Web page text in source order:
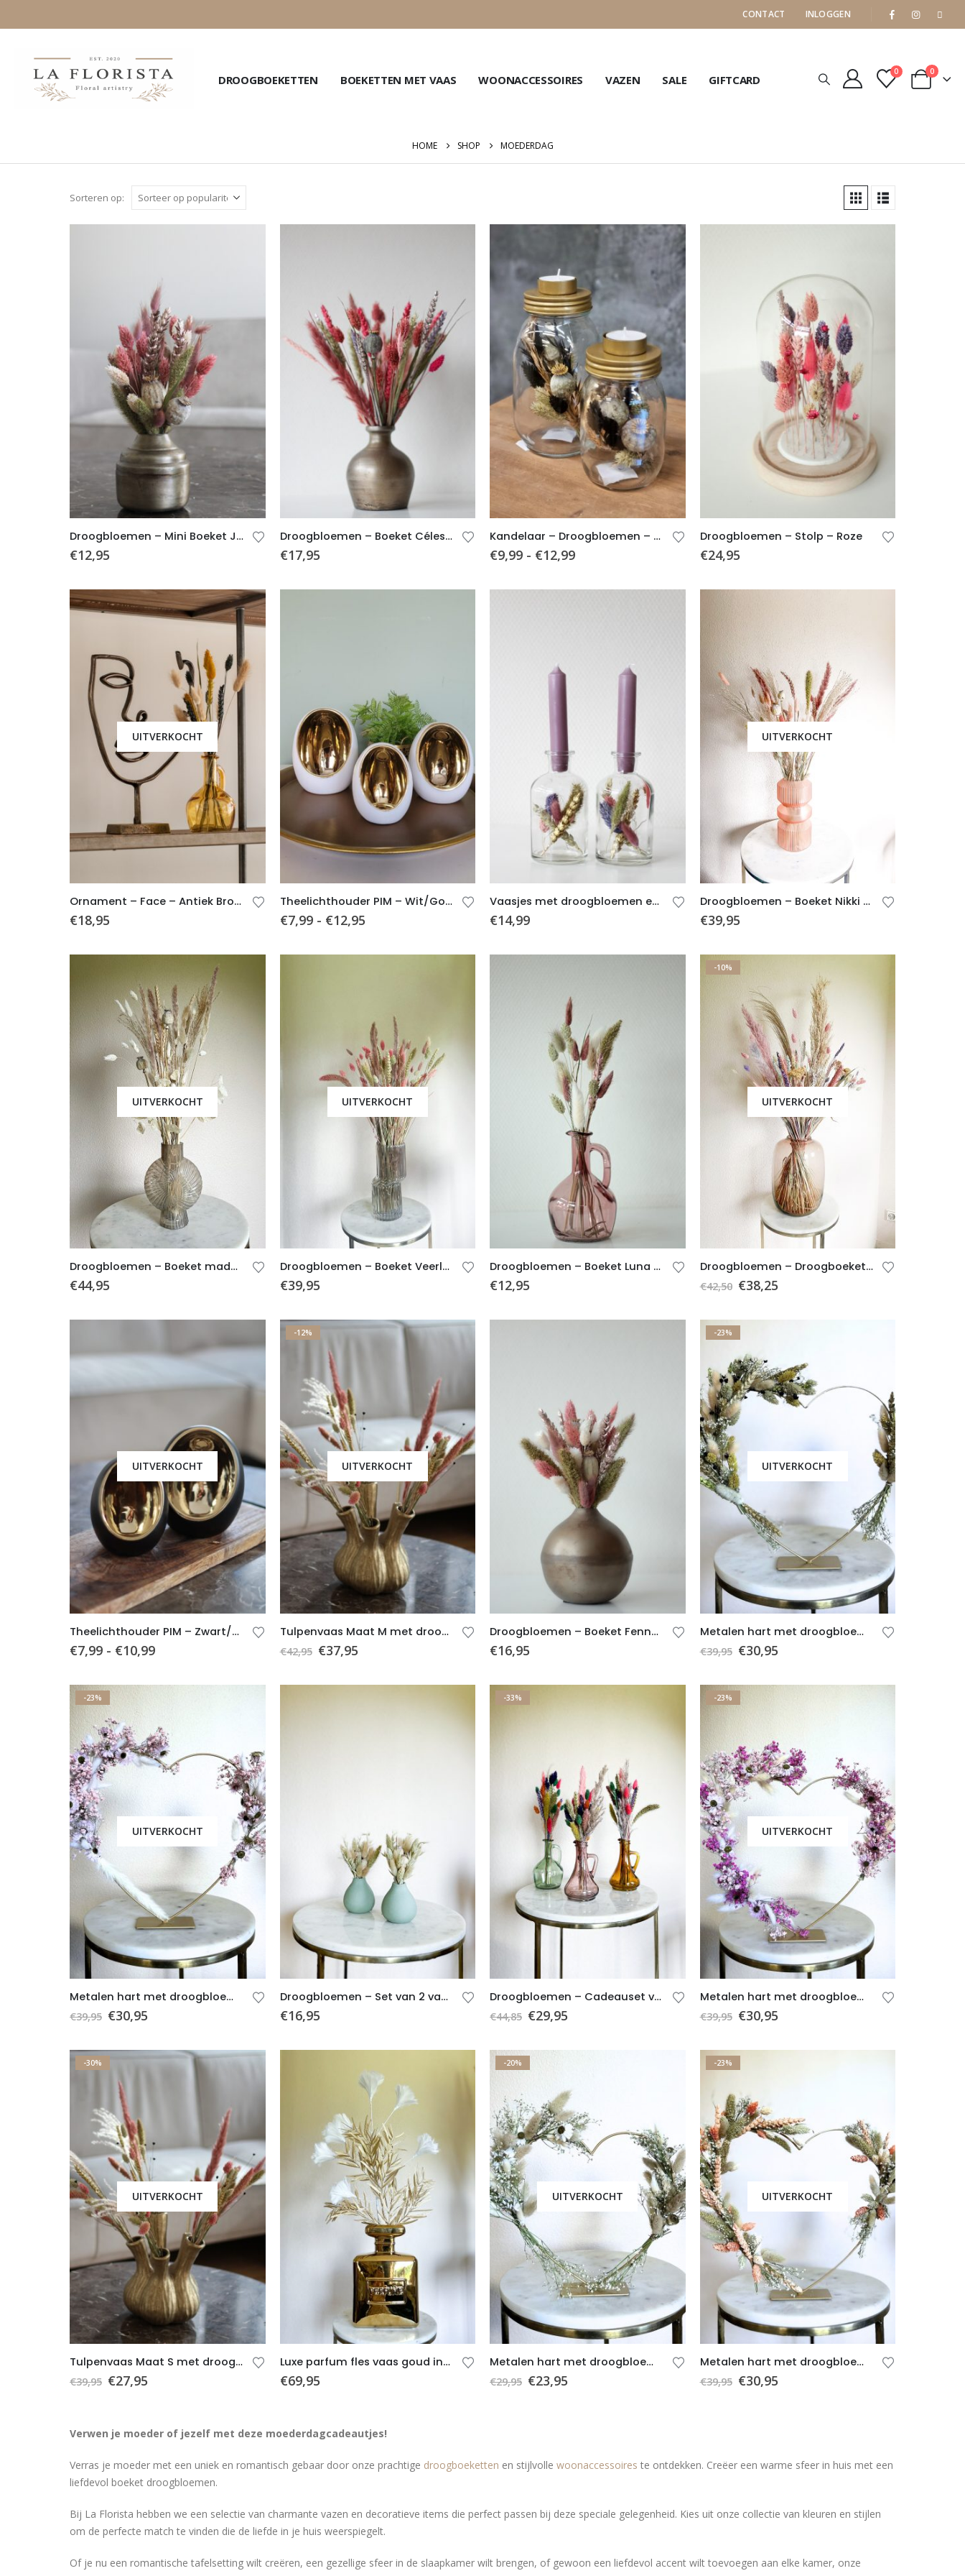
CONTACT INLOGGEN
DROOGBOEKETTEN BOEKETTEN MET VAAS WOONACCESSOIRES VAZEN SALE GIFTCARD
0 0
HOME SHOP MOEDERDAG
Sorteren op:
Droogbloemen – Mini Boeket Jessie (incl. Vaas)
€12,95
Droogbloemen – Boeket Céleste (incl. Vaas)
€17,95
Kandelaar – Droogbloemen – Waxinelicht
€9,99 - €12,99
Droogbloemen – Stolp – Roze
€24,95
UITVERKOCHT
Ornament – Face – Antiek Brons – 24x37x6cm
€18,95
Theelichthouder PIM – Wit/Goud – 3 formaten
€7,99 - €12,95
Vaasjes met droogbloemen en kaarsjes – Mauve – 2 stuks
€14,99
UITVERKOCHT
Droogbloemen – Boeket Nikki (incl. vaas)
€39,95
UITVERKOCHT
Droogbloemen – Boeket madelief incl. schelpvaas
€44,95
UITVERKOCHT
Droogbloemen – Boeket Veerle (incl. vaas)
€39,95
Droogbloemen – Boeket Luna (incl. kruik)
€12,95
-10%
UITVERKOCHT
Droogbloemen – Droogboeket Fien (excl. vaas)
€42,50 €38,25
UITVERKOCHT
Theelichthouder PIM – Zwart/Goud – 2 formaten
€7,99 - €10,99
-12%
UITVERKOCHT
Tulpenvaas Maat M met droogbloemen
€42,95 €37,95
Droogbloemen – Boeket Fenne (incl. vaas)
€16,95
-23%
UITVERKOCHT
Metalen hart met droogbloemen E – Wit – Beige – Groen- Cadeau – Cadeau bruiloft – Valentijnscadeau
€39,95 €30,95
-23%
UITVERKOCHT
Metalen hart met droogbloemen 12 – Moederdag
€39,95 €30,95
Droogbloemen – Set van 2 vaasjes met droogbloemen
€16,95
-33%
Droogbloemen – Cadeauset van 3 kruikjes met droogbloemen
€44,85 €29,95
-23%
UITVERKOCHT
Metalen hart met droogbloemen 7 – Valentijnscadeau – Roze – Goud – Wit – Paars
€39,95 €30,95
-30%
UITVERKOCHT
Tulpenvaas Maat S met droogbloemen (roze)
€39,95 €27,95
Luxe parfum fles vaas goud incl. takken 3
€69,95
-20%
UITVERKOCHT
Metalen hart met droogbloemen B – Beige – Wit – Goud – Groen – Cadeau – Cadeau bruiloft
€29,95 €23,95
-23%
UITVERKOCHT
Metalen hart met droogbloemen A – Oranje – Beige – Groen – Goud – Wit – Cadeau – Cadeau bruiloft – Valentijnscadeau
€39,95 €30,95
Verwen je moeder of jezelf met deze moederdagcadeautjes!
Verras je moeder met een uniek en romantisch gebaar door onze prachtige droogboeketten en stijlvolle woonaccessoires te ontdekken. Creëer een warme sfeer in huis met een
liefdevol boeket droogbloemen.
Bij La Florista hebben we een selectie van charmante vazen en decoratieve items die perfect passen bij deze speciale gelegenheid. Kies uit onze collectie van kleuren en stijlen
om de perfecte match te vinden die de liefde in je huis weerspiegelt.
Of je nu een romantische tafelsetting wilt creëren, een gezellige sfeer in de slaapkamer wilt brengen, of gewoon een liefdevol accent wilt toevoegen aan elke kamer, onze